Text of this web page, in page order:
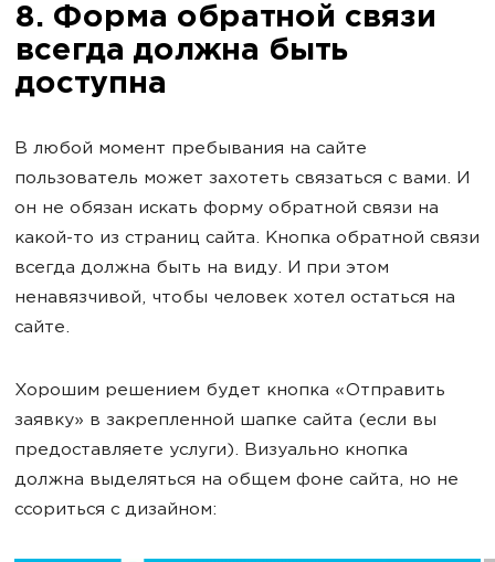
8. Форма обратной связи
всегда должна быть
доступна
В любой момент пребывания на сайте
пользователь может захотеть связаться с вами. И
он не обязан искать форму обратной связи на
какой-то из страниц сайта. Кнопка обратной связи
всегда должна быть на виду. И при этом
ненавязчивой, чтобы человек хотел остаться на
сайте.
Хорошим решением будет кнопка «Отправить
заявку» в закрепленной шапке сайта (если вы
предоставляете услуги). Визуально кнопка
должна выделяться на общем фоне сайта, но не
ссориться с дизайном: